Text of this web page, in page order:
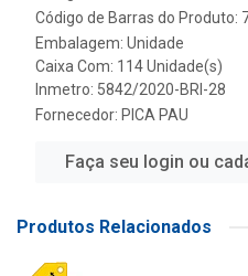
Código de Barras do Produto:
Embalagem: Unidade
Caixa Com: 114 Unidade(s)
Inmetro: 5842/2020-BRI-28
Fornecedor: PICA PAU
Faça seu login ou
Produtos Relacionados